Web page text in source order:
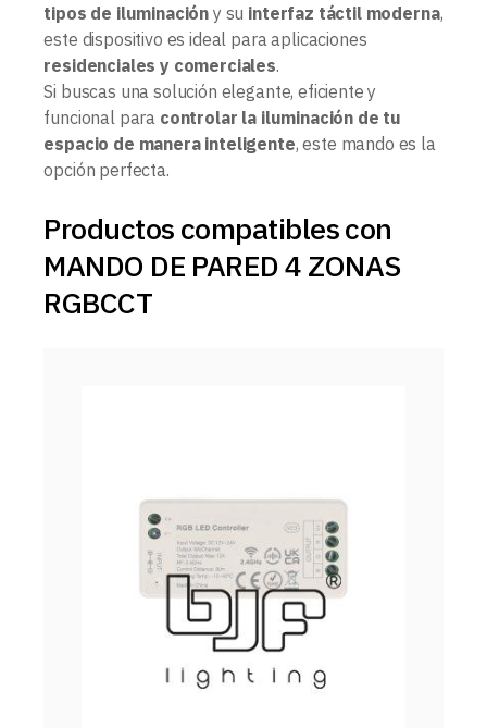
tipos de iluminación y su interfaz táctil moderna,
este dispositivo es ideal para aplicaciones
residenciales y comerciales.
Si buscas una solución elegante, eficiente y
funcional para controlar la iluminación de tu
espacio de manera inteligente, este mando es la
opción perfecta.
Productos compatibles con
MANDO DE PARED 4 ZONAS
RGBCCT